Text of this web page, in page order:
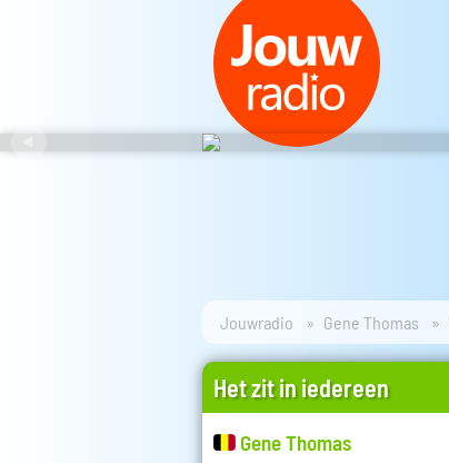
Jouwradio Gene Thomas
Het zit in iedereen
Gene Thomas